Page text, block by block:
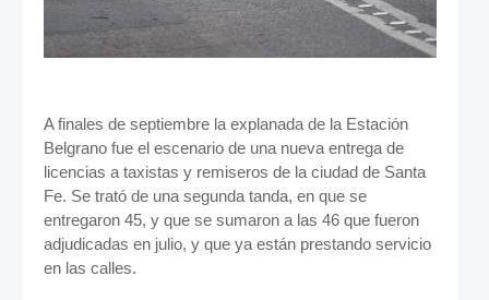
A finales de septiembre la explanada de la Estación
Belgrano fue el escenario de una nueva entrega de
licencias a taxistas y remiseros de la ciudad de Santa
Fe. Se trató de una segunda tanda, en que se
entregaron 45, y que se sumaron a las 46 que fueron
adjudicadas en julio, y que ya están prestando servicio
en las calles.